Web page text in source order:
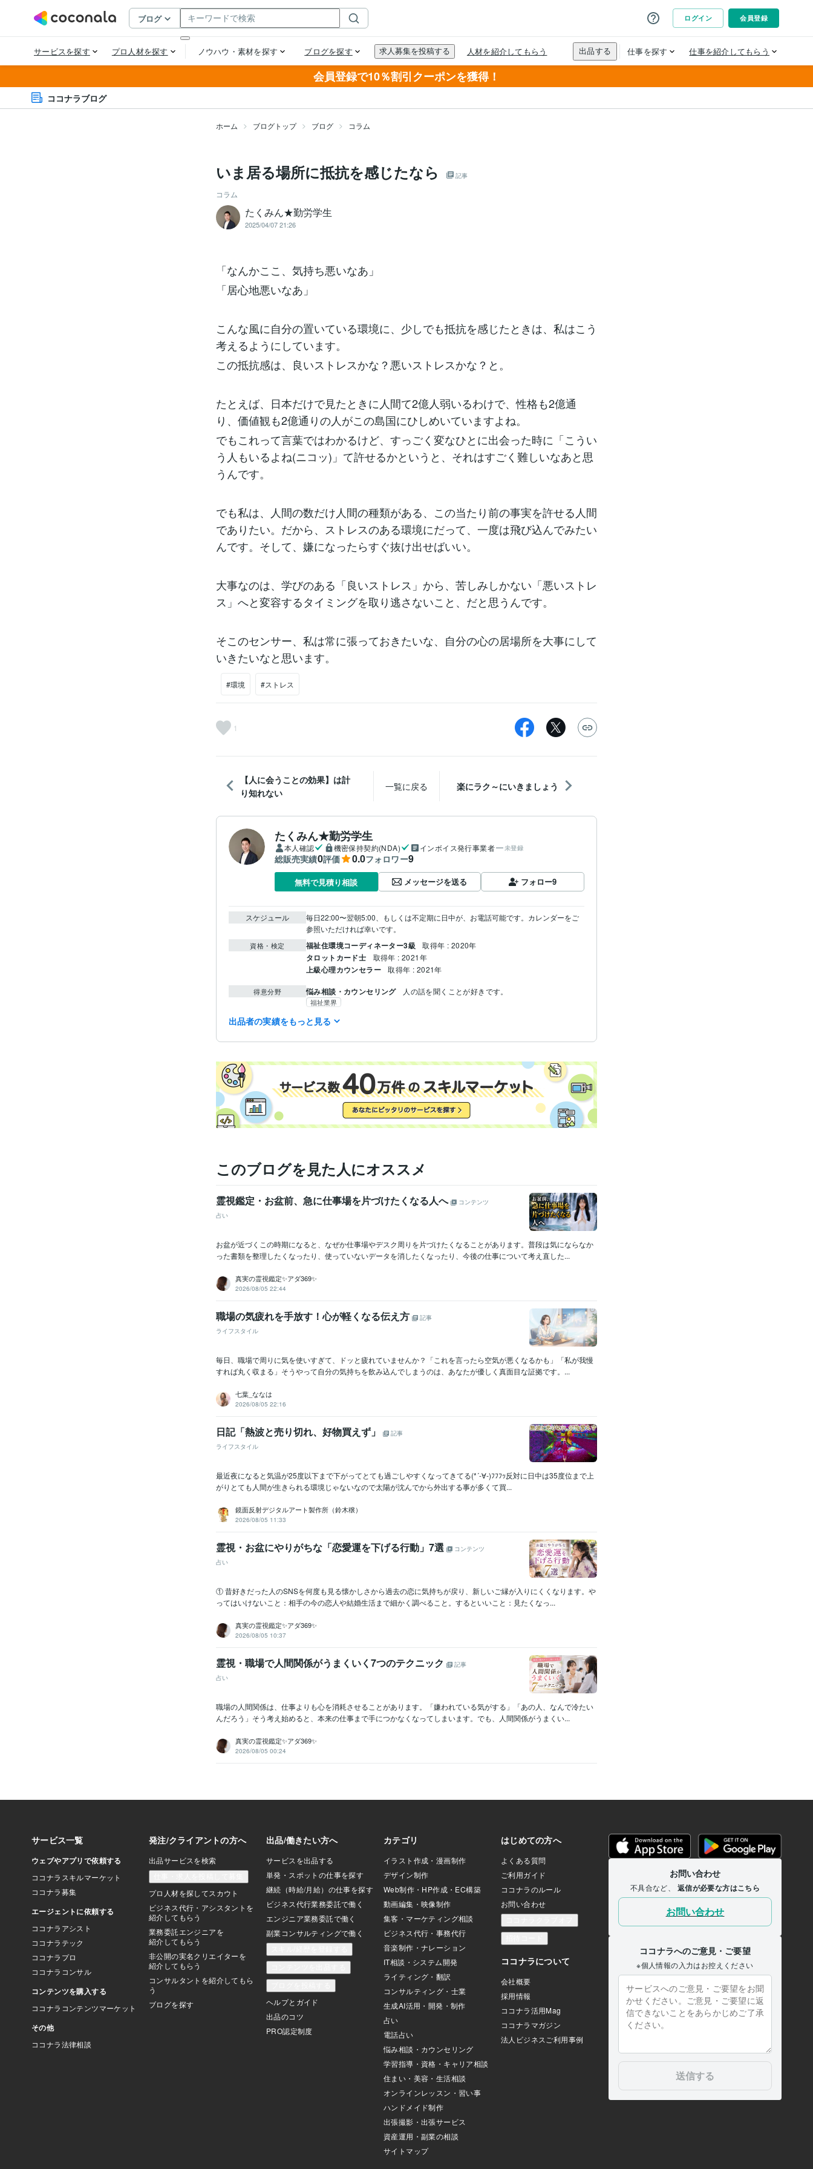
会員登録で10％割引クーポンを獲得！
ココナラブログ
ホーム ブログトップ ブログ コラム
いま居る場所に抵抗を感じたなら 記事
コラム
たくみん★勤労学生
2025/04/07 21:26
「なんかここ、気持ち悪いなあ」
「居心地悪いなあ」
こんな風に自分の置いている環境に、少しでも抵抗を感じたときは、私はこう
考えるようにしています。
この抵抗感は、良いストレスかな？悪いストレスかな？と。
たとえば、日本だけで見たときに人間て2億人弱いるわけで、性格も2億通
り、価値観も2億通りの人がこの島国にひしめいていますよね。
でもこれって言葉ではわかるけど、すっごく変なひとに出会った時に「こうい
う人もいるよね(ニコッ)」て許せるかというと、それはすごく難しいなあと思
うんです。
でも私は、人間の数だけ人間の種類がある、この当たり前の事実を許せる人間
でありたい。だから、ストレスのある環境にだって、一度は飛び込んでみたい
んです。そして、嫌になったらすぐ抜け出せばいい。
大事なのは、学びのある「良いストレス」から、苦しみしかない「悪いストレ
ス」へと変容するタイミングを取り逃さないこと、だと思うんです。
そこのセンサー、私は常に張っておきたいな、自分の心の居場所を大事にして
いきたいなと思います。
#環境 #ストレス
1
【人に会うことの効果】は計
り知れない
一覧に戻る 楽にラク～にいきましょう
たくみん★勤労学生
本人確認 機密保持契約(NDA) インボイス発行事業者 未登録
総販売実績0評価 0.0フォロワー9
無料で見積り相談 メッセージを送る フォロー9
スケジュール
毎日22:00〜翌朝5:00、もしくは不定期に日中が、お電話可能です。カレンダーをご
参照いただければ幸いです。
資格・検定 福祉住環境コーディネーター3級 取得年 : 2020年
タロットカード士 取得年 : 2021年
上級心理カウンセラー 取得年 : 2021年
得意分野 悩み相談・カウンセリング 人の話を聞くことが好きです。
福祉業界
学歴 関東リハビリテーション専門学校
出品者の実績をもっと見る
このブログを見た人にオススメ
霊視鑑定・お盆前、急に仕事場を片づけたくなる人へ
コンテンツ
占い
お盆が近づくこの時期になると、なぜか仕事場やデスク周りを片づけたくなることがあります。普段は気にならなか
った書類を整理したくなったり、使っていないデータを消したくなったり、今後の仕事について考え直した...
真実の霊視鑑定✨アダ369✨
2026/08/05 22:44
職場の気疲れを手放す！心が軽くなる伝え方
記事
ライフスタイル
毎日、職場で周りに気を使いすぎて、ドッと疲れていませんか？「これを言ったら空気が悪くなるかも」「私が我慢
すれば丸く収まる」そうやって自分の気持ちを飲み込んでしまうのは、あなたが優しく真面目な証拠です。...
七葉_ななは
2026/08/05 22:16
日記「熱波と売り切れ、好物買えず」
記事
ライフスタイル
最近夜になると気温が25度以下まで下がってとても過ごしやすくなってきてる(*´-∀-)ﾌﾌﾌｯ反対に日中は35度位まで上
がりとても人間が生きられる環境じゃないなので太陽が沈んでから外出する事が多くて買...
鏡面反射デジタルアート製作所（鈴木穣）
2026/08/05 11:33
霊視・お盆にやりがちな「恋愛運を下げる行動」7選
コンテンツ
占い
① 昔好きだった人のSNSを何度も見る懐かしさから過去の恋に気持ちが戻り、新しいご縁が入りにくくなります。や
ってはいけないこと：相手の今の恋人や結婚生活まで細かく調べること。するといいこと：見たくなっ...
真実の霊視鑑定✨アダ369✨
2026/08/05 10:37
霊視・職場で人間関係がうまくいく7つのテクニック
記事
占い
職場の人間関係は、仕事よりも心を消耗させることがあります。「嫌われている気がする」「あの人、なんで冷たい
んだろう」そう考え始めると、本来の仕事まで手につかなくなってしまいます。でも、人間関係がうまくい...
真実の霊視鑑定✨アダ369✨
2026/08/05 00:24